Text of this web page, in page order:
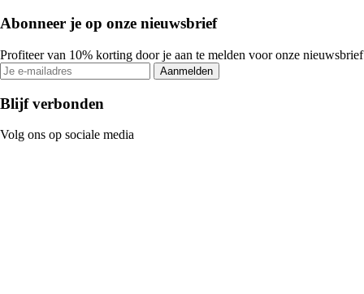
Abonneer je op onze nieuwsbrief
Profiteer van 10% korting door je aan te melden voor onze nieuwsbrief
Aanmelden
Blijf verbonden
Volg ons op sociale media